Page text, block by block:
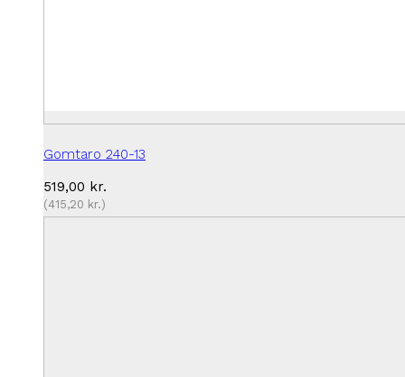
Gomtaro 240-13
519,00 kr.
(415,20 kr.)